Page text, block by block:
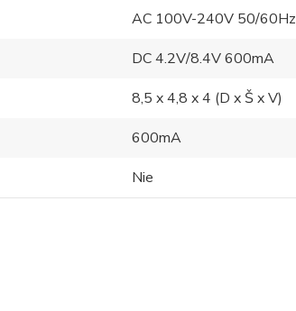
AC 100V-240V 50/60Hz
DC 4.2V/8.4V 600mA
8,5 x 4,8 x 4 (D x Š x V)
600mA
Nie